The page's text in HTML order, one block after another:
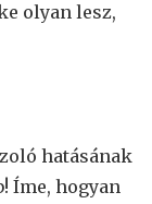
olyan lesz,
hatásának
Íme, hogyan